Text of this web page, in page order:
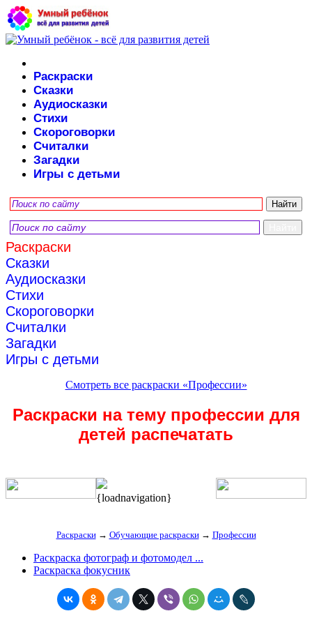
Раскраски
Сказки
Аудиосказки
Стихи
Скороговорки
Считалки
Загадки
Игры с детьми
Раскраски
Сказки
Аудиосказки
Стихи
Скороговорки
Считалки
Загадки
Игры с детьми
Смотреть все раскраски «Профессии»
Раскраски на тему профессии для
детей распечатать
{loadnavigation}
Раскраски→ Обучающие раскраски→ Профессии
Раскраска фотограф и фотомодел ...
Раскраска фокусник